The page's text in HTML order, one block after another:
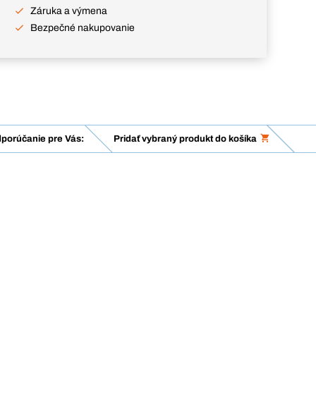
Záruka a výmena
Bezpečné nakupovanie
pre Vás: Pridať vybraný produkt do košíka